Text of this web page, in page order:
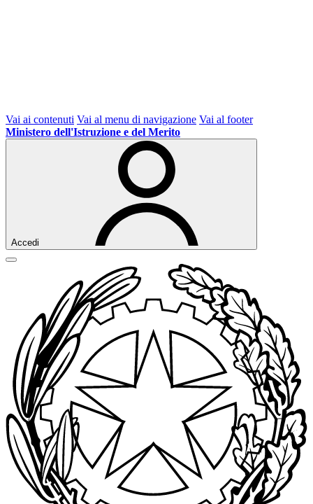
Vai ai contenuti Vai al menu di navigazione Vai al footer
Ministero dell'Istruzione e del Merito
Accedi